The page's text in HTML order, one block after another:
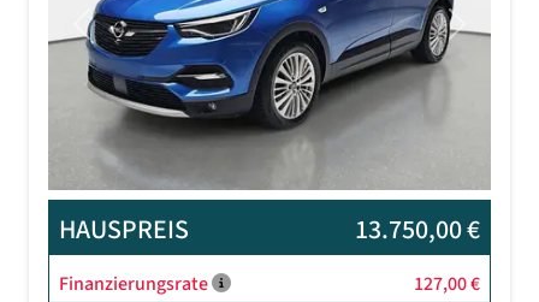
Previous Next
HAUSPREIS 13.750,00 €
Finanzierungsrate 127,00 €